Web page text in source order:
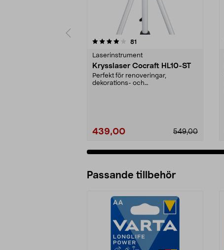
81
Laserinstrument
Krysslaser Cocraft HL10-ST
Perfekt för renoveringar,
dekorations- och
439,00 549,00
4.0 av 5 stjärnor
Passande tillbehör